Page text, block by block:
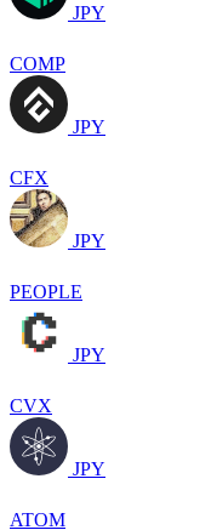
JPY
COMP
JPY
CFX
JPY
PEOPLE
JPY
CVX
JPY
ATOM